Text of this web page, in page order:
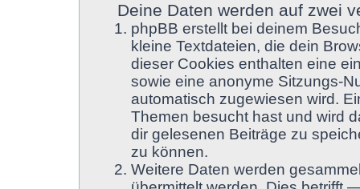
Deine Daten werden auf zwei
phpBB erstellt bei deinem
kleine Textdateien, die dein
dieser Cookies enthalten eine
sowie eine anonyme Sitzungs-
automatisch zugewiesen wird.
Themen besucht hast und wird
dir gelesenen Beiträge zu
zu können.
Weitere Daten werden